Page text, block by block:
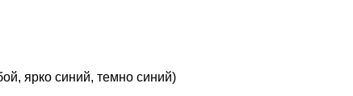
ярко синий, темно синий)